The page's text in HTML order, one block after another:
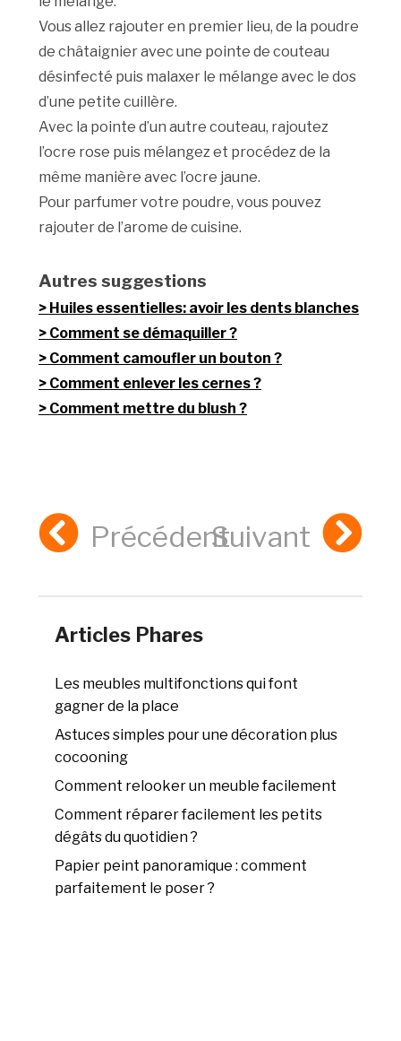
Vous allez rajouter en premier lieu, de la poudre
de châtaignier avec une pointe de couteau
désinfecté puis malaxer le mélange avec le dos
d’une petite cuillère.
Avec la pointe d’un autre couteau, rajoutez
l’ocre rose puis mélangez et procédez de la
même manière avec l’ocre jaune.
Pour parfumer votre poudre, vous pouvez
rajouter de l’arome de cuisine.
Autres suggestions
Huiles essentielles: avoir les dents blanches
Comment se démaquiller ?
Comment camoufler un bouton ?
Comment enlever les cernes ?
Comment mettre du blush ?
PrécédentSuivant
Articles Phares
Les meubles multifonctions qui font
gagner de la place
Astuces simples pour une décoration plus
cocooning
Comment relooker un meuble facilement
Comment réparer facilement les petits
dégâts du quotidien ?
Papier peint panoramique : comment
parfaitement le poser ?